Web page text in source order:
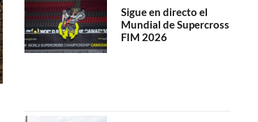
Sigue en directo el
Mundial de Supercross
FIM 2026